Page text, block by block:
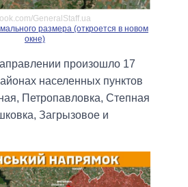
GeneralStaff.ua
размера (откроется в новом
окне)
произошло 17
населенных пунктов
Петропавловка, Степная
Загрызовое и